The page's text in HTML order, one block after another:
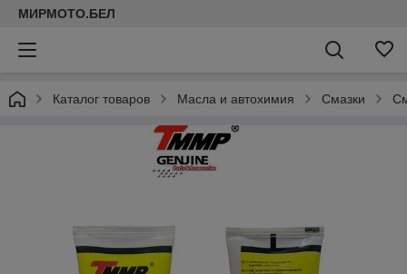
МИРМОТО.БЕЛ
Каталог товаров Масла и автохимия Смазки